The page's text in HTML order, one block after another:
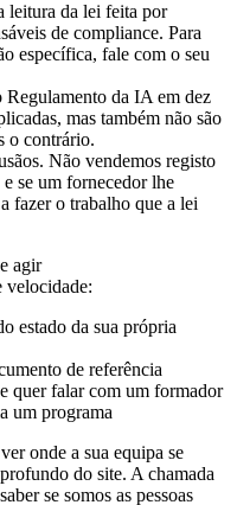
leitura da lei feita por
de compliance. Para
específica, fale com o seu
Regulamento da IA em dez
mas também não são
o contrário.
Não vendemos registo
se um fornecedor lhe
fazer o trabalho que a lei
agir
velocidade:
estado da sua própria
de referência
quer falar com um formador
um programa
onde a sua equipa se
do site. A chamada
se somos as pessoas